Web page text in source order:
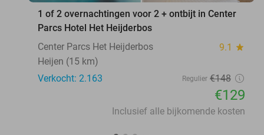
1 of 2 overnachtingen voor 2 + ontbijt in Center
Parcs Hotel Het Heijderbos
Center Parcs Het Heijderbos
9.1 star
Heijen (15 km)
Verkocht: 2.163
Regulier €148
€129
Inclusief alle bijkomende kosten